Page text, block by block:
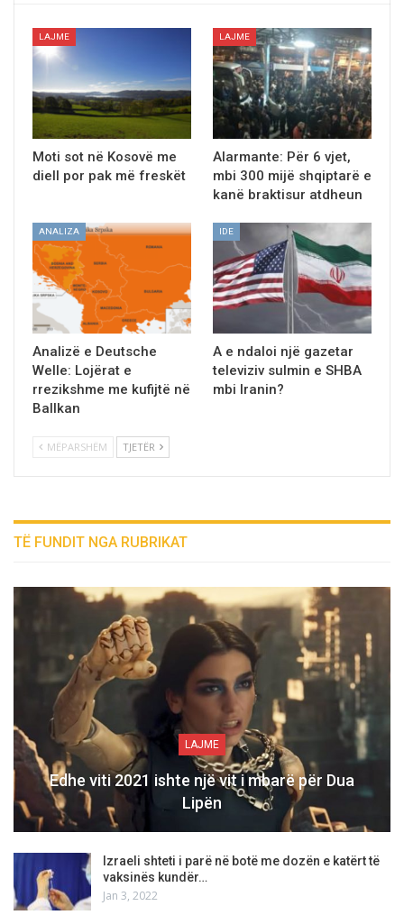
LAJME
Moti sot në Kosovë me
diell por pak më freskët
LAJME
Alarmante: Për 6 vjet,
mbi 300 mijë shqiptarë e
kanë braktisur atdheun
ANALIZA
Analizë e Deutsche
Welle: Lojërat e
rrezikshme me kufijtë në
Ballkan
IDE
A e ndaloi një gazetar
televiziv sulmin e SHBA
mbi Iranin?
MËPARSHËM TJETËR
TË FUNDIT NGA RUBRIKAT
LAJME
Edhe viti 2021 ishte një vit i mbarë për Dua
Lipën
Izraeli shteti i parë në botë me dozën e katërt të
vaksinës kundër…
Jan 3, 2022